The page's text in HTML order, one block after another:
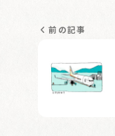
前の記事